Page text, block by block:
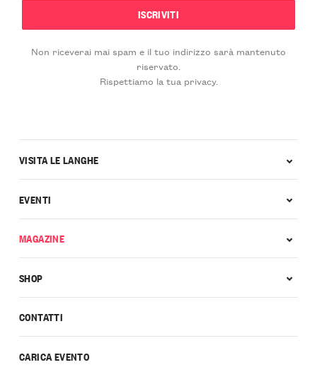
Non riceverai mai spam e il tuo indirizzo sarà mantenuto
riservato.
Rispettiamo la tua privacy.
CONTATTI
CARICA EVENTO
VISITA LE LANGHE
EVENTI
MAGAZINE
SHOP